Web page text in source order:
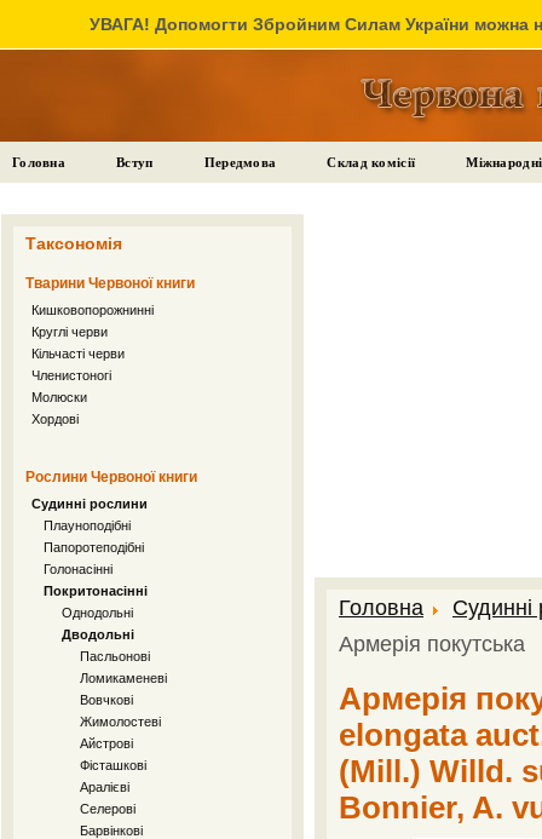
УВАГА! Допомогти Збройним Силам України можна
Головна Вступ Передмова Склад комісії
Таксономія
Тварини Червоної книги
Кишковопорожнинні
Круглі черви
Кільчасті черви
Членистоногі
Молюски
Хордові
Рослини Червоної книги
Судинні рослини
Плауноподібні
Папоротеподібні
Голонасінні
Покритонасінні
Однодольні
Дводольні
Пасльонові
Ломикаменеві
Вовчкові
Жимолостеві
Айстрові
Фісташкові
Аралієві
Селерові
Барвінкові
Головна
Судинні
Армерія покутська
Армерія
elongata
(Mill.) Willd.
Bonnier, A.